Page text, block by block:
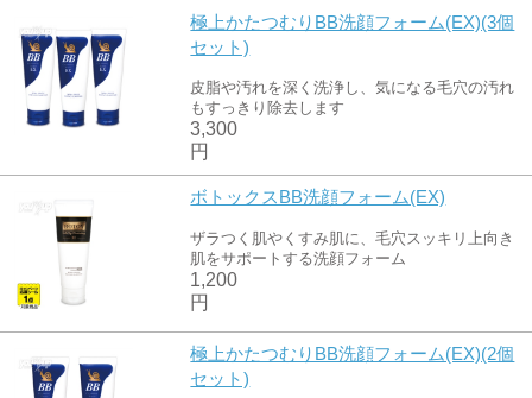
極上かたつむりBB洗顔フォーム(EX)(3個
セット)
皮脂や汚れを深く洗浄し、気になる毛穴の汚れ
もすっきり除去します
3,300
円
ボトックスBB洗顔フォーム(EX)
ザラつく肌やくすみ肌に、毛穴スッキリ上向き
肌をサポートする洗顔フォーム
1,200
円
極上かたつむりBB洗顔フォーム(EX)(2個
セット)